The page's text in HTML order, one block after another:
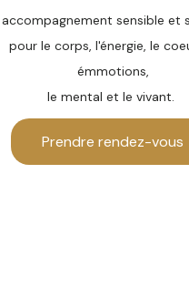
accompagnement sensible et
pour le corps, l'énergie, le
émmotions,
le mental et le vivant.
Prendre rendez-vous